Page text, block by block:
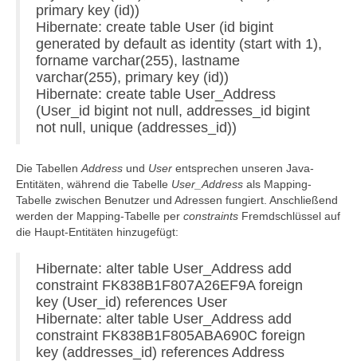
primary key (id))
Hibernate: create table User (id bigint
generated by default as identity (start with 1),
forname varchar(255), lastname
varchar(255), primary key (id))
Hibernate: create table User_Address
(User_id bigint not null, addresses_id bigint
not null, unique (addresses_id))
Die Tabellen Address und User entsprechen unseren Java-
Entitäten, während die Tabelle User_Address als Mapping-
Tabelle zwischen Benutzer und Adressen fungiert. Anschließend
werden der Mapping-Tabelle per constraints Fremdschlüssel auf
die Haupt-Entitäten hinzugefügt:
Hibernate: alter table User_Address add
constraint FK838B1F807A26EF9A foreign
key (User_id) references User
Hibernate: alter table User_Address add
constraint FK838B1F805ABA690C foreign
key (addresses_id) references Address